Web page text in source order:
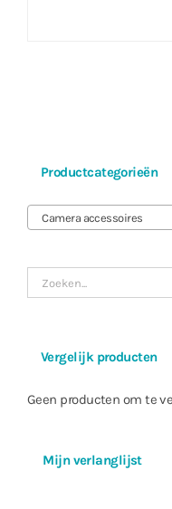
Productcategorieën
Camera accessoires
Vergelijk producten
Geen producten om te
Mijn verlanglijst